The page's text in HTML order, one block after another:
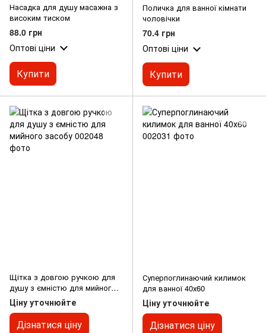
Насадка для душу масажна з
високим тиском
88.0 грн
Оптові ціни
Купити
Поличка для ванної кімнати
чоловічки
70.4 грн
Оптові ціни
Купити
Щітка з довгою ручкою для
душу з ємністю для мийного
засобу
Ціну уточнюйте
Дізнатися ціну
Суперпоглинаючий килимок
для ванної 40х60
Ціну уточнюйте
Дізнатися ціну